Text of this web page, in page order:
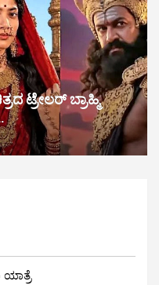
ಟ್ರೇಲರ್ ಬ್ರಾಹ್ಮಿ
ಯಾತ್ರೆ